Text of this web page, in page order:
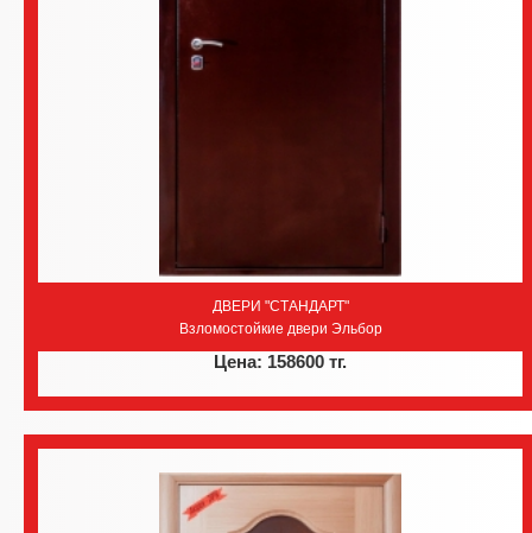
ДВЕРИ "СТАНДАРТ"
Взломостойкие двери Эльбор
Цена: 158600 тг.